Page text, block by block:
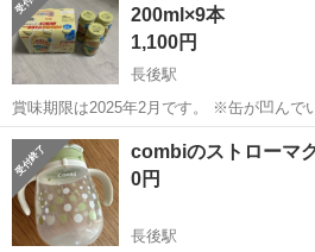
200ml×9本
1,100円
長後駅
賞味期限は2025年2月です。 ※缶が凹んで
承ください。
神奈川 藤沢市 ベビー用品
combiのストローマ
0円
長後駅